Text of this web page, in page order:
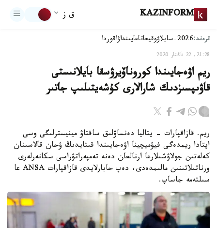
KAZINFORM ق ز
ترەند:2026-سايلاۋ وقيعاتاعايىنداۋاقوردا
21:28, 22 قاڭتار 2020
ريم اۋەجايىندا كوروناۆيرۋسقا بايلانىستى
قاۋىپسىزدىك شارالارى كۇشەيتىلىپ جاتىر
ريم. قازاقپارات - يتاليا دەنساۋلىق ساقتاۋ مينيسترلىگى وسى
اپتادا ريمدەگى فيۋميچينا اۋەجايىندا قىتايدىڭ ۋحان قالاسىنان
كەلەتىن جولاۋشىلارعا ارنالعان دەنە تەمپەراتۋراسى سكانەرلەرى
ورناتىلاتىنىن مالىمدەدى، دەپ حابارلايدى قازاقپارات ANSA عا
سىلتەمە جاساپ.